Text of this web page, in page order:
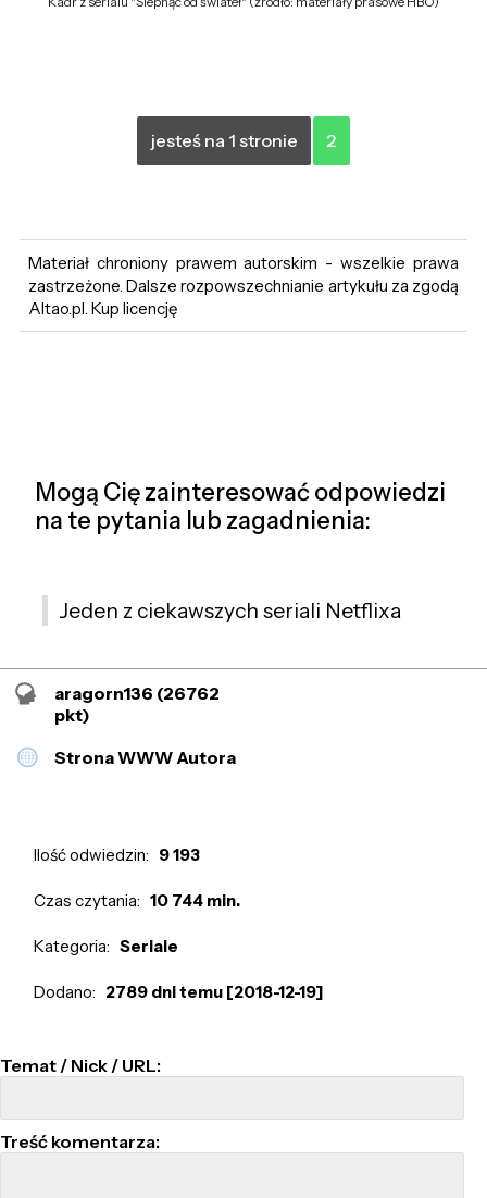
jesteś na 1 stronie 2
Materiał chroniony prawem autorskim - wszelkie prawa
zastrzeżone. Dalsze rozpowszechnianie artykułu za zgodą
Altao.pl. Kup licencję
Mogą Cię zainteresować odpowiedzi
na te pytania lub zagadnienia:
Jeden z ciekawszych seriali Netflixa
aragorn136 (26762
pkt)
Strona WWW Autora
Ilość odwiedzin: 9 193
Czas czytania: 10 744 min.
Kategoria: Seriale
Dodano: 2789 dni temu [2018-12-19]
Temat / Nick / URL:
Treść komentarza: